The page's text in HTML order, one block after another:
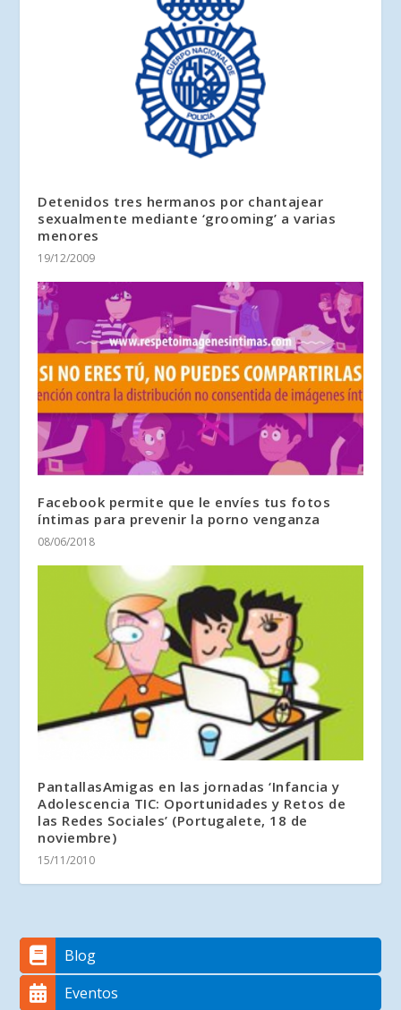
Detenidos tres hermanos por chantajear
sexualmente mediante ‘grooming’ a varias
menores
19/12/2009
Facebook permite que le envíes tus fotos
íntimas para prevenir la porno venganza
08/06/2018
PantallasAmigas en las jornadas ‘Infancia y
Adolescencia TIC: Oportunidades y Retos de
las Redes Sociales’ (Portugalete, 18 de
noviembre)
15/11/2010
Blog
Eventos